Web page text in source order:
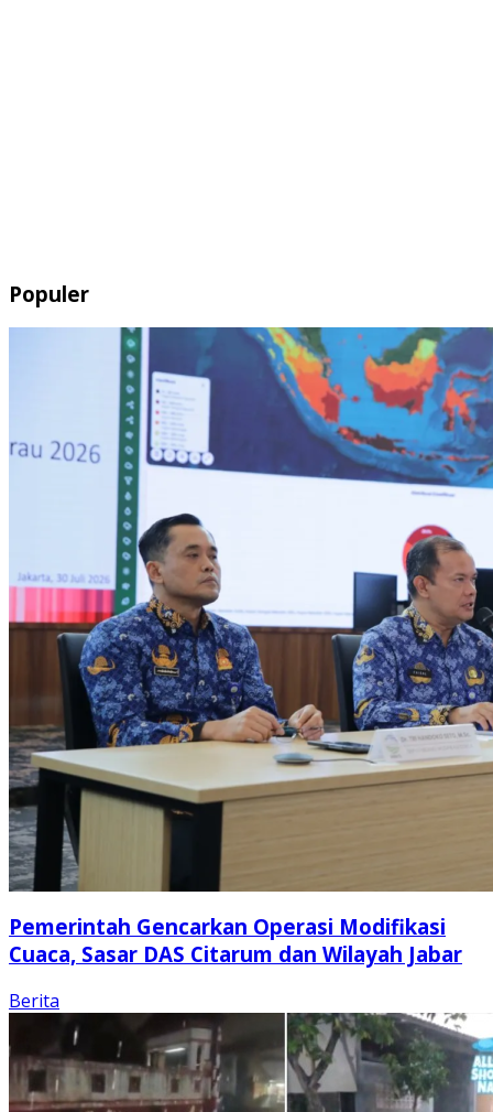
Populer
Pemerintah Gencarkan Operasi Modifikasi
Cuaca, Sasar DAS Citarum dan Wilayah Jabar
Berita